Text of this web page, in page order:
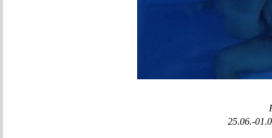
25.06.-